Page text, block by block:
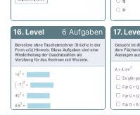
16. Level 6 Aufgaben 17.